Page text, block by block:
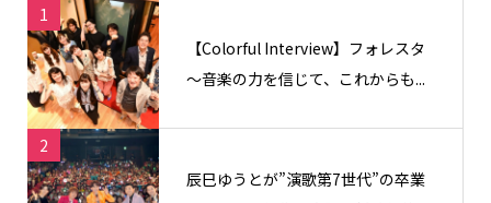
1
【Colorful Interview】フォレスタ
〜音楽の力を信じて、これからも...
2
辰巳ゆうとが”演歌第7世代”の卒業